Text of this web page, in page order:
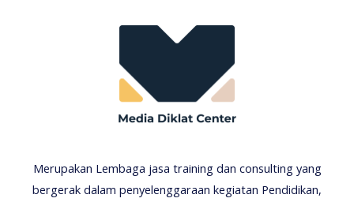
Merupakan Lembaga jasa training dan consulting yang
bergerak dalam penyelenggaraan kegiatan Pendidikan,